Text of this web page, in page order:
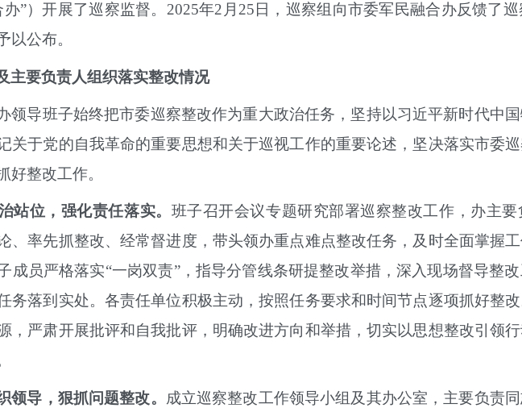
办”）开展了巡察监督。 2025年2 月 25 日 ，巡察组向市委军民融合办反馈了
以公布。
主要负责人组织落实整改情况
领导班子始终把市委巡察整改作为重大政治任务，坚持以习近平新时代中
关于党的自我革命的重要思想和关于巡视工作的重要论述， 坚决落实市委
好整改工作。
站位，强化责任落实。 班子召开会议专题研究部署巡察整改工作，办主
、率先抓整改、经常督进度，带头领办重点难点整改任务，及时全面掌握
成员严格落实“一岗双责”，指导分管线条研提整改举措，深入现场督导整
务落到实处。各责任单位积极主动，按照任务要求和时间节点逐项抓好整
，严肃开展批评和自我批评，明确改进方向和举措，切实以思想整改引领
领导，狠抓问题整改。
成立巡察整改工作领导小组及其办公室，主要负责